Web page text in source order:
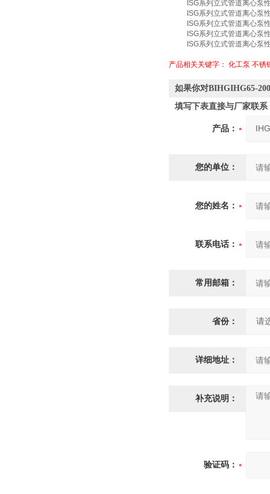
ISG系列立式管道离心泵
ISG系列立式管道离心泵
ISG系列立式管道离心泵
ISG系列立式管道离心泵
ISG系列立式管道离心泵
产品相关关键字： 化工泵 不锈
如果你对BIHGIHG65-
填写下表直接与厂家联系
产品：
您的单位：
您的姓名：
联系电话：
常用邮箱：
省份：
详细地址：
补充说明：
验证码：